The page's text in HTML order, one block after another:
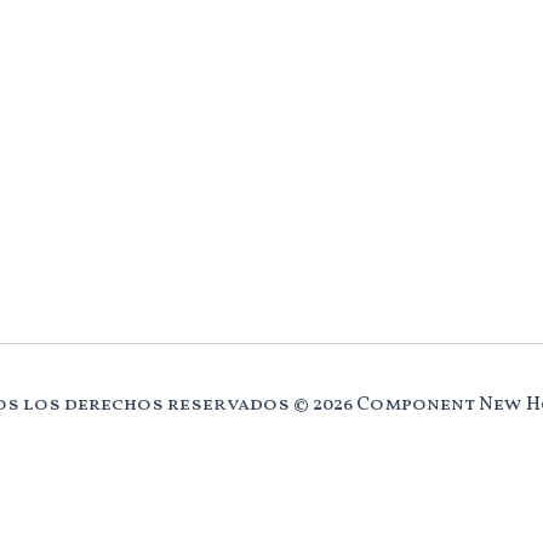
los derechos reservados © 2026 Component New